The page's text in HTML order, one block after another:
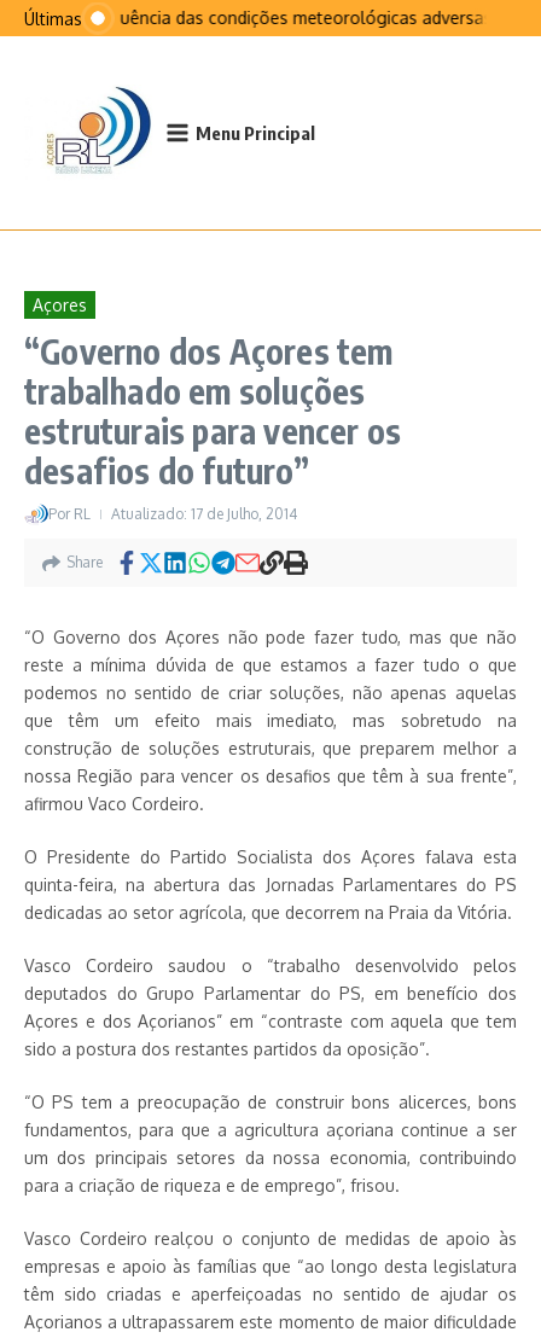
Ir para o conteúdo
ÚltimasNa sequência das condições meteorológicas adversas que
Menu Principal
Açores
“Governo dos Açores tem
trabalhado em soluções
estruturais para vencer os
desafios do futuro”
Por RL Atualizado: 17 de Julho, 2014
Share
“O Governo dos Açores não pode fazer tudo, mas que não
reste a mínima dúvida de que estamos a fazer tudo o que
podemos no sentido de criar soluções, não apenas aquelas
que têm um efeito mais imediato, mas sobretudo na
construção de soluções estruturais, que preparem melhor a
nossa Região para vencer os desafios que têm à sua frente”,
afirmou Vaco Cordeiro.
O Presidente do Partido Socialista dos Açores falava esta
quinta-feira, na abertura das Jornadas Parlamentares do PS
dedicadas ao setor agrícola, que decorrem na Praia da Vitória.
Vasco Cordeiro saudou o “trabalho desenvolvido pelos
deputados do Grupo Parlamentar do PS, em benefício dos
Açores e dos Açorianos” em “contraste com aquela que tem
sido a postura dos restantes partidos da oposição”.
“O PS tem a preocupação de construir bons alicerces, bons
fundamentos, para que a agricultura açoriana continue a ser
um dos principais setores da nossa economia, contribuindo
para a criação de riqueza e de emprego”, frisou.
Vasco Cordeiro realçou o conjunto de medidas de apoio às
empresas e apoio às famílias que “ao longo desta legislatura
têm sido criadas e aperfeiçoadas no sentido de ajudar os
Açorianos a ultrapassarem este momento de maior dificuldade